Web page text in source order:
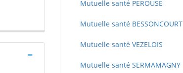
Mutuelle santé PEROUSE
Mutuelle santé BESSONCOURT
Mutuelle santé VEZELOIS
Mutuelle santé SERMAMAGNY